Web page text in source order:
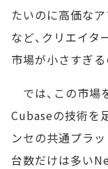
たいのに高価な
など、クリエイタ
市場が小さすぎる
では、この市場
Cubaseの技術を
ンセの共通プラッ
台数だけは多い